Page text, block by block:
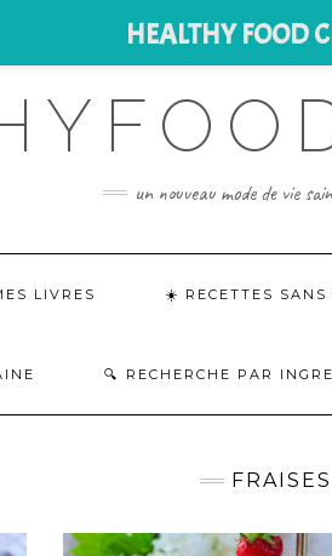
un nouveau mode de vie
LIVRES ☀️ RECETTES SANS
RECHERCHE PAR
FRAISES
HEALTHY FOOD